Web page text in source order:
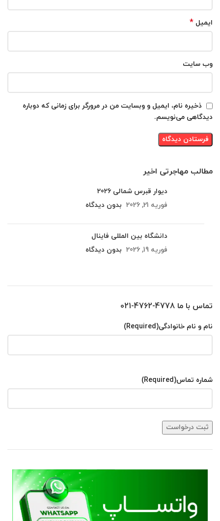
ایمیل *
وب‌ سایت
ذخیره نام، ایمیل و وبسایت من در مرورگر برای زمانی که دوباره
دیدگاهی می‌نویسم.
مطالب مهاجرتی اخیر
دیوار قبرس شمالی 2026
فوریه 21, 2026
بدون دیدگاه
دانشگاه بین المللی فاینال
فوریه 19, 2026
بدون دیدگاه
تماس با ما 4778-4762-021
نام و نام خانوادگی(Required)
شماره تماس(Required)